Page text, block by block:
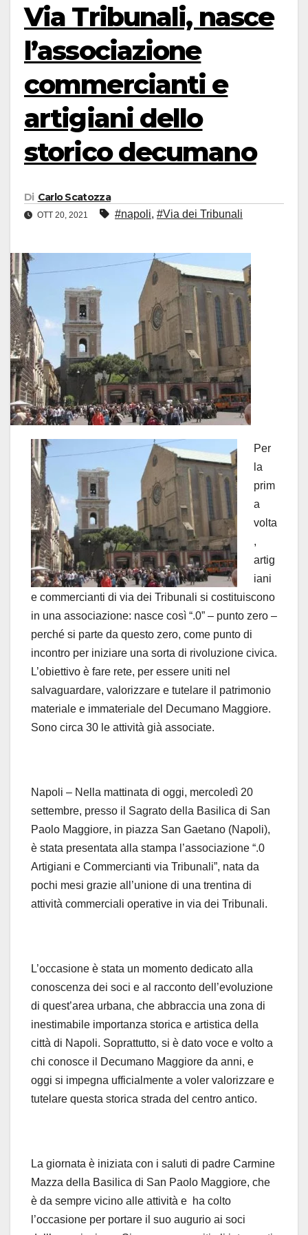
Via Tribunali, nasce
l’associazione
commercianti e
artigiani dello
storico decumano
Di Carlo Scatozza
OTT 20, 2021 #napoli, #Via dei Tribunali
Per
la
prim
a
volta
,
artig
iani
e commercianti di via dei Tribunali si costituiscono
in una associazione: nasce così “.0” – punto zero –
perché si parte da questo zero, come punto di
incontro per iniziare una sorta di rivoluzione civica.
L’obiettivo è fare rete, per essere uniti nel
salvaguardare, valorizzare e tutelare il patrimonio
materiale e immateriale del Decumano Maggiore.
Sono circa 30 le attività già associate.
Napoli – Nella mattinata di oggi, mercoledì 20
settembre, presso il Sagrato della Basilica di San
Paolo Maggiore, in piazza San Gaetano (Napoli),
è stata presentata alla stampa l’associazione “.0
Artigiani e Commercianti via Tribunali”, nata da
pochi mesi grazie all’unione di una trentina di
attività commerciali operative in via dei Tribunali.
L’occasione è stata un momento dedicato alla
conoscenza dei soci e al racconto dell’evoluzione
di quest’area urbana, che abbraccia una zona di
inestimabile importanza storica e artistica della
città di Napoli. Soprattutto, si è dato voce e volto a
chi conosce il Decumano Maggiore da anni, e
oggi si impegna ufficialmente a voler valorizzare e
tutelare questa storica strada del centro antico.
La giornata è iniziata con i saluti di padre Carmine
Mazza della Basilica di San Paolo Maggiore, che
è da sempre vicino alle attività e ha colto
l’occasione per portare il suo augurio ai soci